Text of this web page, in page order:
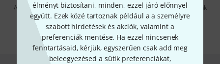
élményt biztosítani, minden, ezzel járó előnnyel
együtt. Ezek közé tartoznak például a a személyre
szabott hirdetések és akciók, valamint a
preferenciák mentése. Ha ezzel nincsenek
fenntartásaid, kérjük, egyszerűen csak add meg
beleegyezésed a sütik preferenciákat,
A "Bejelentkezés" gombra kattintva elfogadja, hogy e-mailben küldjünk
önnek hirdetéseket. Bármikor leiratkozhat erről. A hírlevélről további
információkat az data protection guideline
-ben talál.
* Kitöltés kötelező